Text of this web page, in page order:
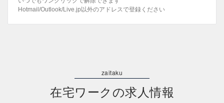
Hotmail/Outlook/Live.jp以外のアドレスで登録ください
在宅ワークの求人情報